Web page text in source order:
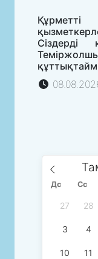
Сіздерді
Дс Сc
27 28
3 4
10 11